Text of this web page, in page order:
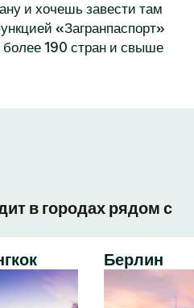
и хочешь завести там
«Загранпаспорт»
190 стран и свыше
в городах рядом с
Берлин